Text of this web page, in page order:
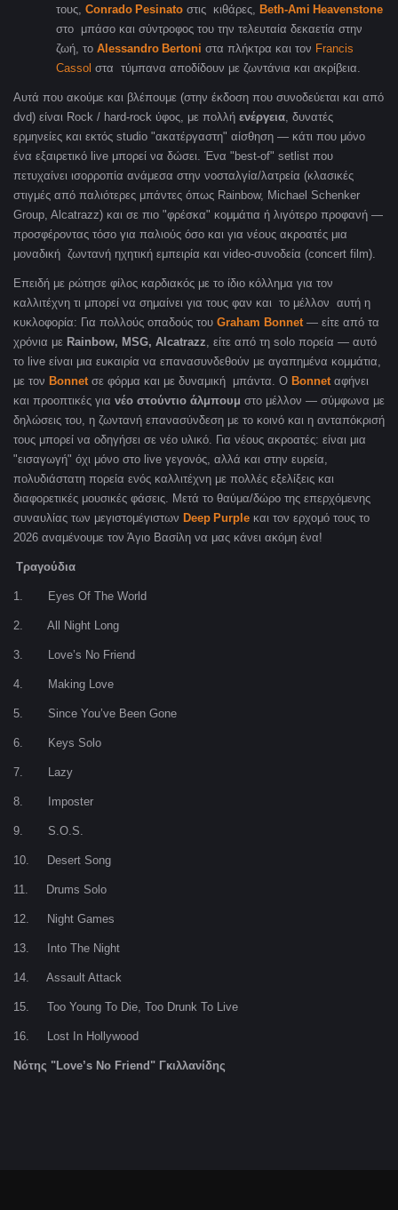
τους, Conrado Pesinato στις κιθάρες, Beth-Ami Heavenstone
στο μπάσο και σύντροφος του την τελευταία δεκαετία στην
ζωή, το Alessandro Bertoni στα πλήκτρα και τον Francis
Cassol στα τύμπανα αποδίδουν με ζωντάνια και ακρίβεια.
Αυτά που ακούμε και βλέπουμε (στην έκδοση που συνοδεύεται και από
dvd) είναι Rock / hard-rock ύφος, με πολλή ενέργεια, δυνατές
ερμηνείες και εκτός studio "ακατέργαστη" αίσθηση — κάτι που μόνο
ένα εξαιρετικό live μπορεί να δώσει. Ένα "best-of" setlist που
πετυχαίνει ισορροπία ανάμεσα στην νοσταλγία/λατρεία (κλασικές
στιγμές από παλιότερες μπάντες όπως Rainbow, Michael Schenker
Group, Alcatrazz) και σε πιο "φρέσκα" κομμάτια ή λιγότερο προφανή —
προσφέροντας τόσο για παλιούς όσο και για νέους ακροατές μια
μοναδική ζωντανή ηχητική εμπειρία και video-συνοδεία (concert film).
Επειδή με ρώτησε φίλος καρδιακός με το ίδιο κόλλημα για τον
καλλιτέχνη τι μπορεί να σημαίνει για τους φαν και το μέλλον αυτή η
κυκλοφορία: Για πολλούς οπαδούς του Graham Bonnet — είτε από τα
χρόνια με Rainbow, MSG, Alcatrazz, είτε από τη solo πορεία — αυτό
το live είναι μια ευκαιρία να επανασυνδεθούν με αγαπημένα κομμάτια,
με τον Bonnet σε φόρμα και με δυναμική μπάντα. Ο Bonnetαφήνει
και προοπτικές για νέο στούντιο άλμπουμ στο μέλλον — σύμφωνα με
δηλώσεις του, η ζωντανή επανασύνδεση με το κοινό και η ανταπόκρισή
τους μπορεί να οδηγήσει σε νέο υλικό. Για νέους ακροατές: είναι μια
"εισαγωγή" όχι μόνο στο live γεγονός, αλλά και στην ευρεία,
πολυδιάστατη πορεία ενός καλλιτέχνη με πολλές εξελίξεις και
διαφορετικές μουσικές φάσεις. Μετά το θαύμα/δώρο της επερχόμενης
συναυλίας των μεγιστομέγιστων Deep Purple και τον ερχομό τους το
2026 αναμένουμε τον Άγιο Βασίλη να μας κάνει ακόμη ένα!
Τραγούδια
1. Eyes Of The World
2. All Night Long
3. Love’s No Friend
4. Making Love
5. Since You’ve Been Gone
6. Keys Solo
7. Lazy
8. Imposter
9. S.O.S.
10. Desert Song
11. Drums Solo
12. Night Games
13. Into The Night
14. Assault Attack
15. Too Young To Die, Too Drunk To Live
16. Lost In Hollywood
Νότης "Love’s No Friend" Γκιλλανίδης